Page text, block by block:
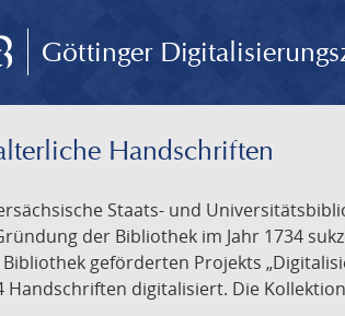
Göttinger
Handschriften
Staats- und
der Bibliothek im Jahr 1734
geförderten Projekts
Handschriften digitalisiert. Die